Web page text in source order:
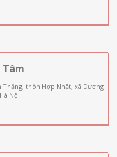
Tâm
Thắng, thôn Hợp Nhất, xã Dương
Nội